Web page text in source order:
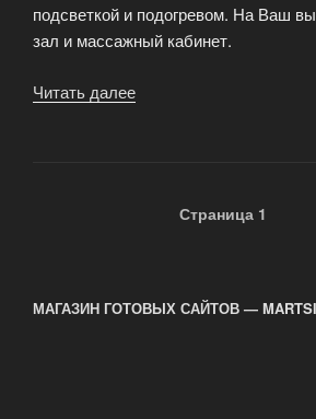
подсветкой и подогревом. На Ваш
зал и массажный кабинет.
Читать далее
Страница 1
МАГАЗИН ГОТОВЫХ САЙТОВ —